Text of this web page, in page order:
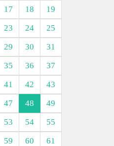
17 18
19
23 24
25
29 30
31
35 36
37
41 42
43
47 48
49
53 54
55
59 60
61